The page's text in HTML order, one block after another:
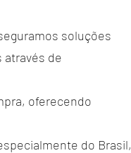
soluções
de
oferecendo
do Brasil,